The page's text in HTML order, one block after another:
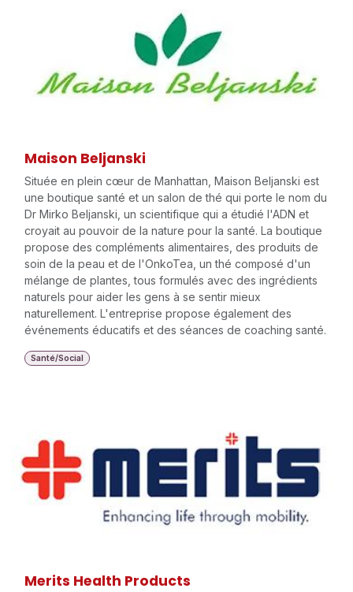
Maison Beljanski
Située en plein cœur de Manhattan, Maison Beljanski est
une boutique santé et un salon de thé qui porte le nom du
Dr Mirko Beljanski, un scientifique qui a étudié l'ADN et
croyait au pouvoir de la nature pour la santé. La boutique
propose des compléments alimentaires, des produits de
soin de la peau et de l'OnkoTea, un thé composé d'un
mélange de plantes, tous formulés avec des ingrédients
naturels pour aider les gens à se sentir mieux
naturellement. L'entreprise propose également des
événements éducatifs et des séances de coaching santé.
Santé/Social
Merits Health Products